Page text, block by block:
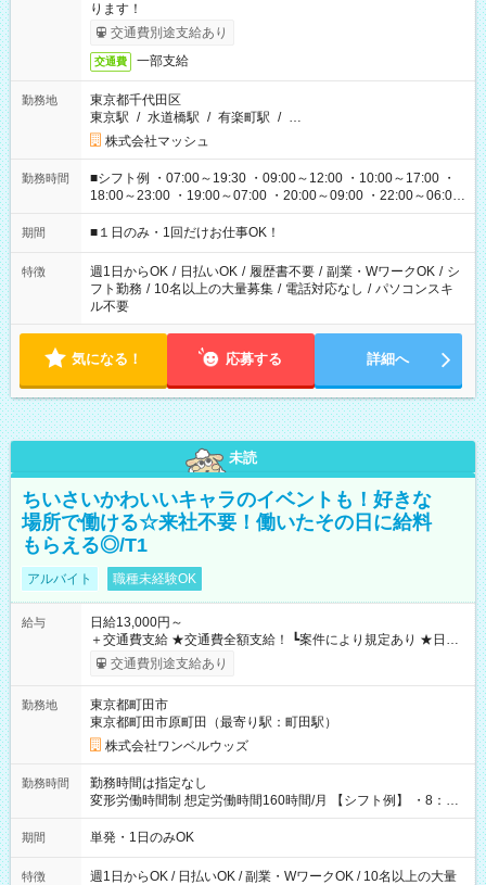
ります！
交通費別途支給あり
交通費 一部支給
勤務地
東京都千代田区
東京駅 / 水道橋駅 / 有楽町駅 / …
株式会社マッシュ
勤務時間
■シフト例 ・07:00～19:30 ・09:00～12:00 ・10:00～17:00 ・
18:00～23:00 ・19:00～07:00 ・20:00～09:00 ・22:00～06:00
etc ★最短で3時間で5,120円のお仕事から 15時間で2万円近く稼
げるお仕事も！ ご希望のお時間に合わせてご紹介！ ※シフトは
ください！
期間 ■１日のみ・1回だけお仕事OK！
特徴 週1日からOK / 日払いOK / 履歴書不要 / 副業・WワークOK / シ
フト勤務 / 10名以上の大量募集 / 電話対応なし / パソコンスキ
ル不要
気になる！ 応募する 詳細へ
未読
ちいさいかわいいキャラのイベントも！好きな
場所で働ける☆来社不要！働いたその日に給料
もらえる◎/T1
アルバイト 職種未経験OK
給与
日給13,000円～
＋交通費支給 ★交通費全額支給！ ┗案件により規定あり ★日払
いOK！（規定あり） ┗働いたその日に現金GET♪ お仕事後はコ
ンビニATMから 日払い分を引き落とせます！ 【試用期間】試
交通費別途支給あり
勤務地
東京都町田市
東京都町田市原町田（最寄り駅：町田駅）
株式会社ワンベルウッズ
勤務時間
勤務時間は指定なし
変形労働時間制 想定労働時間160時間/月 【シフト例】 ・8：00
～21：00
期間 単発・1日のみOK
特徴
週1日からOK / 日払いOK / 副業・WワークOK / 10名以上の大量